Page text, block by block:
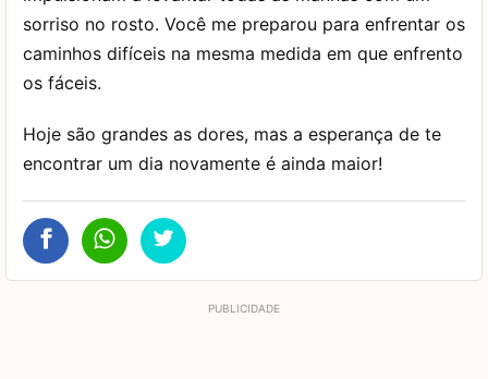
sorriso no rosto. Você me preparou para enfrentar os
caminhos difíceis na mesma medida em que enfrento
os fáceis.
Hoje são grandes as dores, mas a esperança de te
encontrar um dia novamente é ainda maior!